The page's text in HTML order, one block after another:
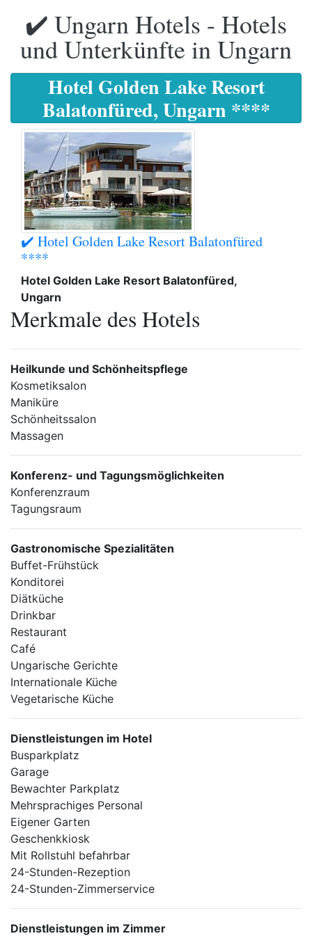
✔️ Ungarn Hotels - Hotels
und Unterkünfte in Ungarn
Hotel Golden Lake Resort
Balatonfüred, Ungarn ****
✔️ Hotel Golden Lake Resort Balatonfüred
****
Hotel Golden Lake Resort Balatonfüred,
Ungarn
Merkmale des Hotels
Heilkunde und Schönheitspflege
Kosmetiksalon
Maniküre
Schönheitssalon
Massagen
Konferenz- und Tagungsmöglichkeiten
Konferenzraum
Tagungsraum
Gastronomische Spezialitäten
Buffet-Frühstück
Konditorei
Diätküche
Drinkbar
Restaurant
Café
Ungarische Gerichte
Internationale Küche
Vegetarische Küche
Dienstleistungen im Hotel
Busparkplatz
Garage
Bewachter Parkplatz
Mehrsprachiges Personal
Eigener Garten
Geschenkkiosk
Mit Rollstuhl befahrbar
24-Stunden-Rezeption
24-Stunden-Zimmerservice
Dienstleistungen im Zimmer